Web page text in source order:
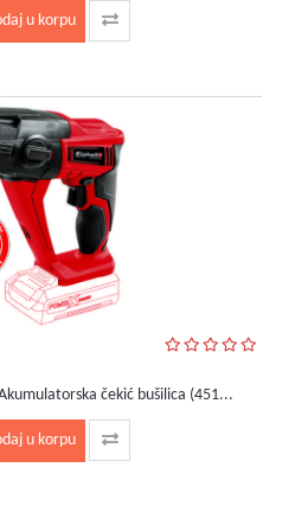
u korpu
čekić bušilica (451...
u korpu